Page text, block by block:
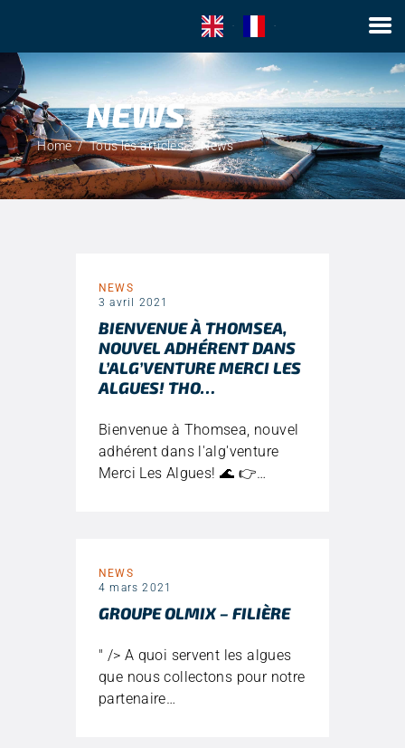
NEWS
Home Tous les articles News
ACCUEIL
LA SOCIÉTÉ
HYDROCARBURES
MACRO-DÉCHETS
NEWS
3 avril 2021
BIENVENUE À THOMSEA,
NOUVEL ADHÉRENT DANS
L’ALG’VENTURE MERCI LES
ALGUES! THO…
Bienvenue à Thomsea, nouvel
adhérent dans l'alg'venture
Merci Les Algues! 🌊 👉…
NEWS
4 mars 2021
GROUPE OLMIX – FILIÈRE
" /> A quoi servent les algues
que nous collectons pour notre
partenaire…